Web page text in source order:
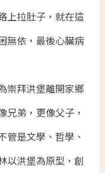
上拉肚子，就在這
無依，最後心臟病
崇拜洪堡離開家鄉
兄弟，更像父子，
管是文學、哲學、
以洪堡為原型，創